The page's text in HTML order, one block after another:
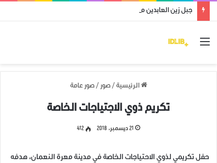
جبل زين العابدين محرر من قوات النظام وميليشياته
القائمة
الرئيسية / صور / صور عامة
تكريم ذوي الاجتياجات الخاصة
21 ديسمبر، 2018 412
حفل تكريمي لذوي الاحتياجات الخاصة في مدينة معرة النعمان، هدفه